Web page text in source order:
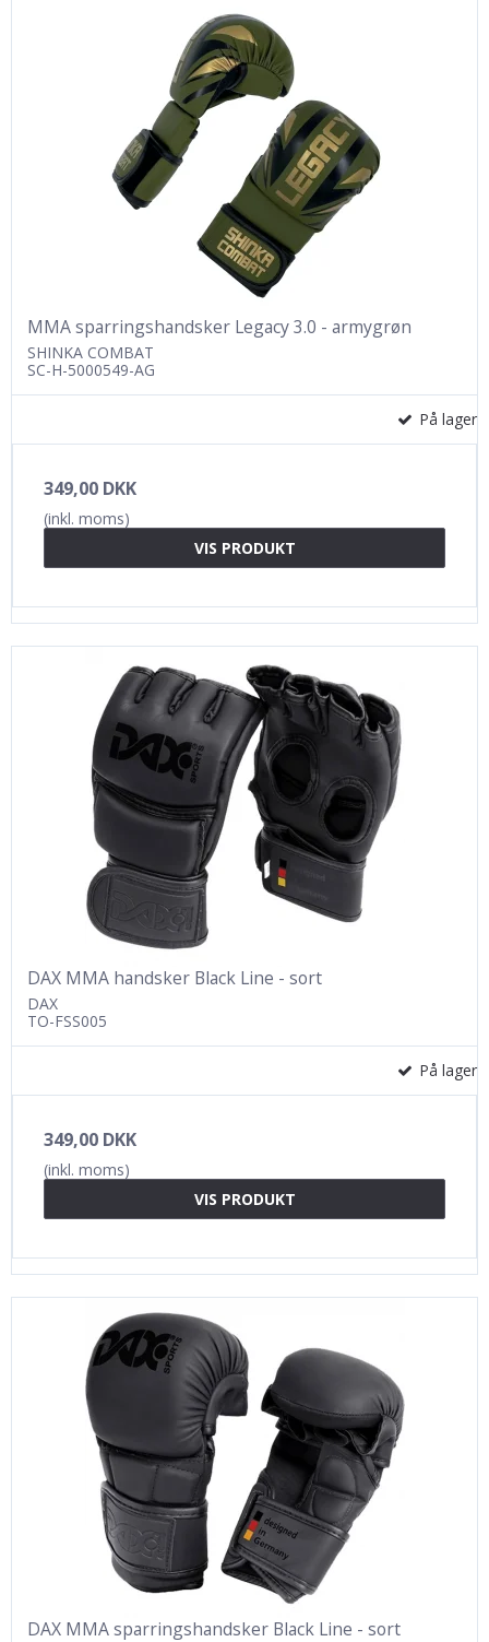
MMA sparringshandsker Legacy 3.0 - armygrøn
SHINKA COMBAT
SC-H-5000549-AG
På lager
349,00 DKK
(inkl. moms)
VIS PRODUKT
DAX MMA handsker Black Line - sort
DAX
TO-FSS005
På lager
349,00 DKK
(inkl. moms)
VIS PRODUKT
DAX MMA sparringshandsker Black Line - sort